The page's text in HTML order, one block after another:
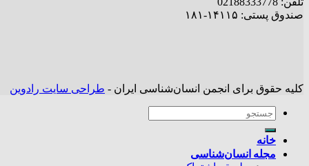
صندوق پستی: ۱۴۱۱۵-۱۸۱
کلیه حقوق برای انجمن انسان‌شناسی ایران - طراحی سایت رادوین
خانه
مجله انسان‌شناسی